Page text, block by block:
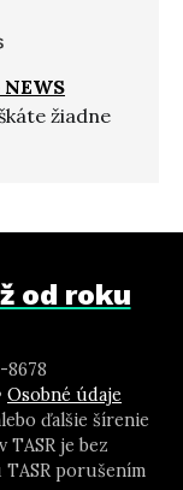
žiadne
od roku
8678
Osobné údaje
ďalšie šírenie
je bez
porušením